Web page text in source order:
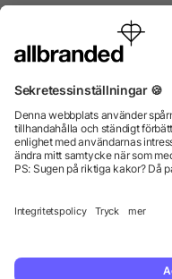
till företag, institutioner,
© 2026